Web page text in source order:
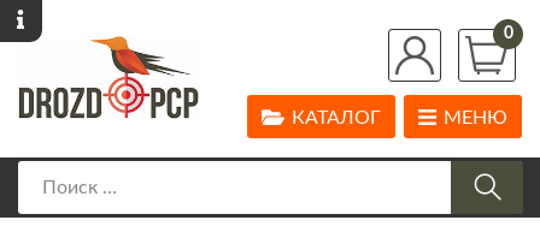
0
МЕНЮ
КАТАЛОГ